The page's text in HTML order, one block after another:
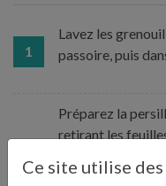
1
Lavez les
passoire, puis
2
Préparez la
retirant les
et hachez les
Ce site utilise des